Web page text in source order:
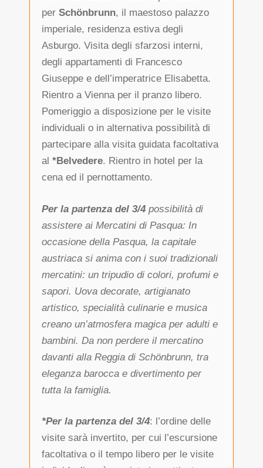
per Schönbrunn, il maestoso palazzo
imperiale, residenza estiva degli
Asburgo. Visita degli sfarzosi interni,
degli appartamenti di Francesco
Giuseppe e dell’imperatrice Elisabetta.
Rientro a Vienna per il pranzo libero.
Pomeriggio a disposizione per le visite
individuali o in alternativa possibilità di
partecipare alla visita guidata facoltativa
al *Belvedere. Rientro in hotel per la
cena ed il pernottamento.
Per la partenza del 3/4 possibilità di
assistere ai Mercatini di Pasqua: In
occasione della Pasqua, la capitale
austriaca si anima con i suoi tradizionali
mercatini: un tripudio di colori, profumi e
sapori. Uova decorate, artigianato
artistico, specialità culinarie e musica
creano un’atmosfera magica per adulti e
bambini. Da non perdere il mercatino
davanti alla Reggia di Schönbrunn, tra
eleganza barocca e divertimento per
tutta la famiglia.
*Per la partenza del 3/4: l’ordine delle
visite sarà invertito, per cui l’escursione
facoltativa o il tempo libero per le visite